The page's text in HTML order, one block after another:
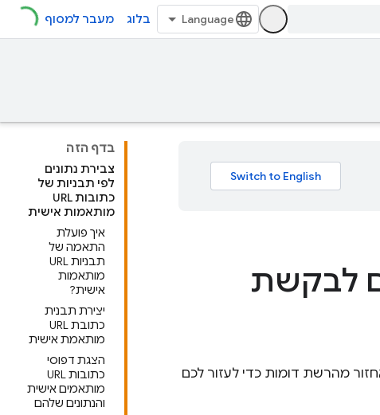
בלוג מעבר למסוף
בדף הזה
צבירת נתונים
לפי תבניות של
כתובות URL
מותאמות אישית
איך פועלת
התאמה של
תבניות URL
מותאמות
אישית?
יצירת תבנית
כתובת URL
מותאמת אישית
הצגת דפוסי
כתובות URL
מותאמים אישית
והנתונים שלהם
לבקשת
מהרשת דומות כדי לעזור לכם